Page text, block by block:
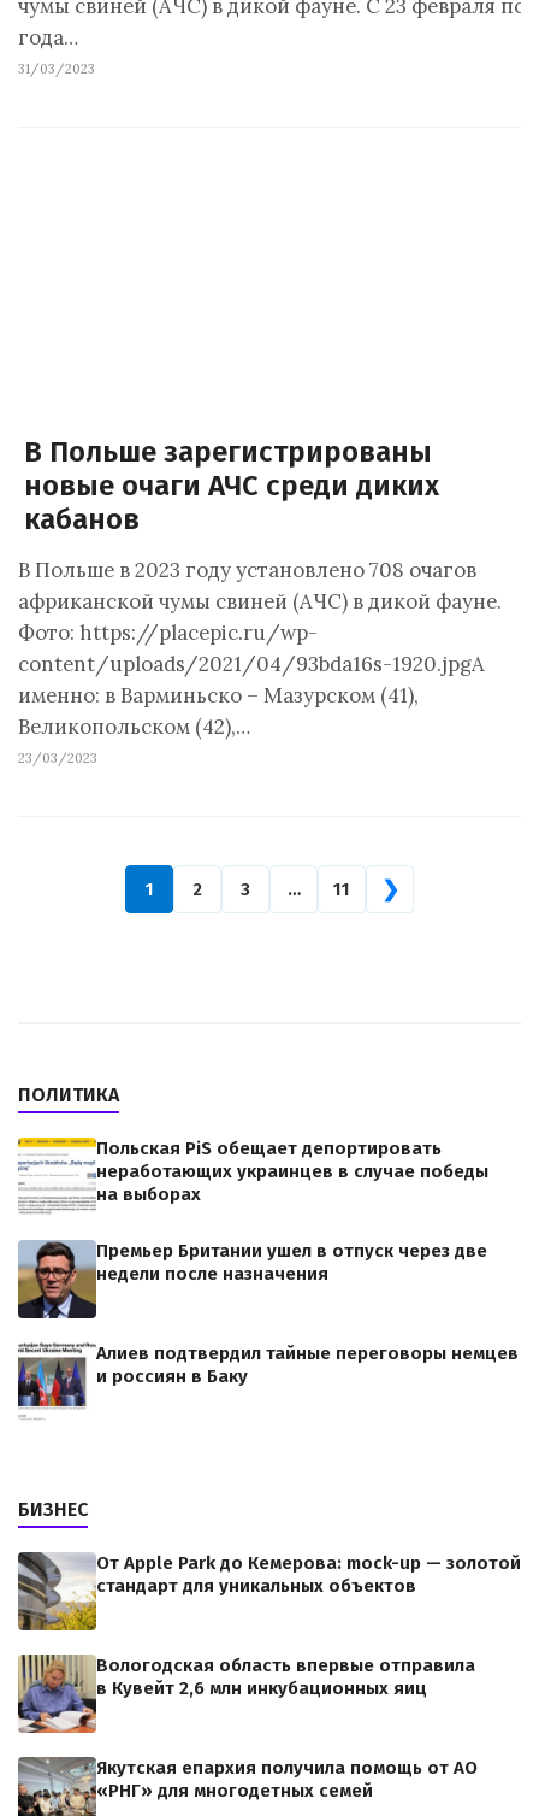
чумы свиней (АЧС) в дикой фауне. С 23 февраля по
года…
31/03/2023
В Польше зарегистрированы
новые очаги АЧС среди диких
кабанов
В Польше в 2023 году установлено 708 очагов
африканской чумы свиней (АЧС) в дикой фауне.
Фото: https://placepic.ru/wp-
content/uploads/2021/04/93bda16s-1920.jpgА
именно: в Варминьско – Мазурском (41),
Великопольском (42),…
23/03/2023
1 2 3 … 11 ❯
ПОЛИТИКА
Польская PiS обещает депортировать
неработающих украинцев в случае победы
на выборах
Премьер Британии ушел в отпуск через две
недели после назначения
Алиев подтвердил тайные переговоры немцев
и россиян в Баку
БИЗНЕС
От Apple Park до Кемерова: mock-up — золотой
стандарт для уникальных объектов
Вологодская область впервые отправила
в Кувейт 2,6 млн инкубационных яиц
Якутская епархия получила помощь от АО
«РНГ» для многодетных семей